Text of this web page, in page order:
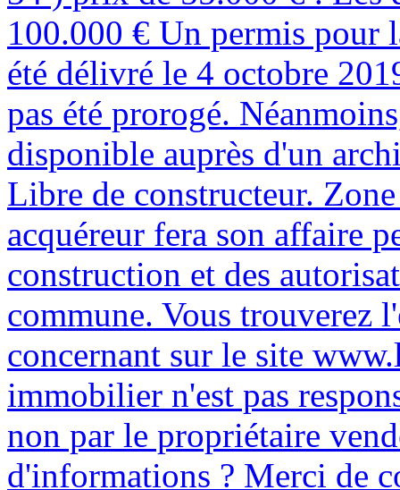
100.000 € Un permis pour
été délivré le 4 octobre
pas été prorogé.
disponible auprès d'un
Libre de constructeur.
acquéreur fera son affaire
construction et des
commune. Vous trouverez
concernant sur le site
immobilier n'est pas
non par le propriétaire
d'informations ? Merci de